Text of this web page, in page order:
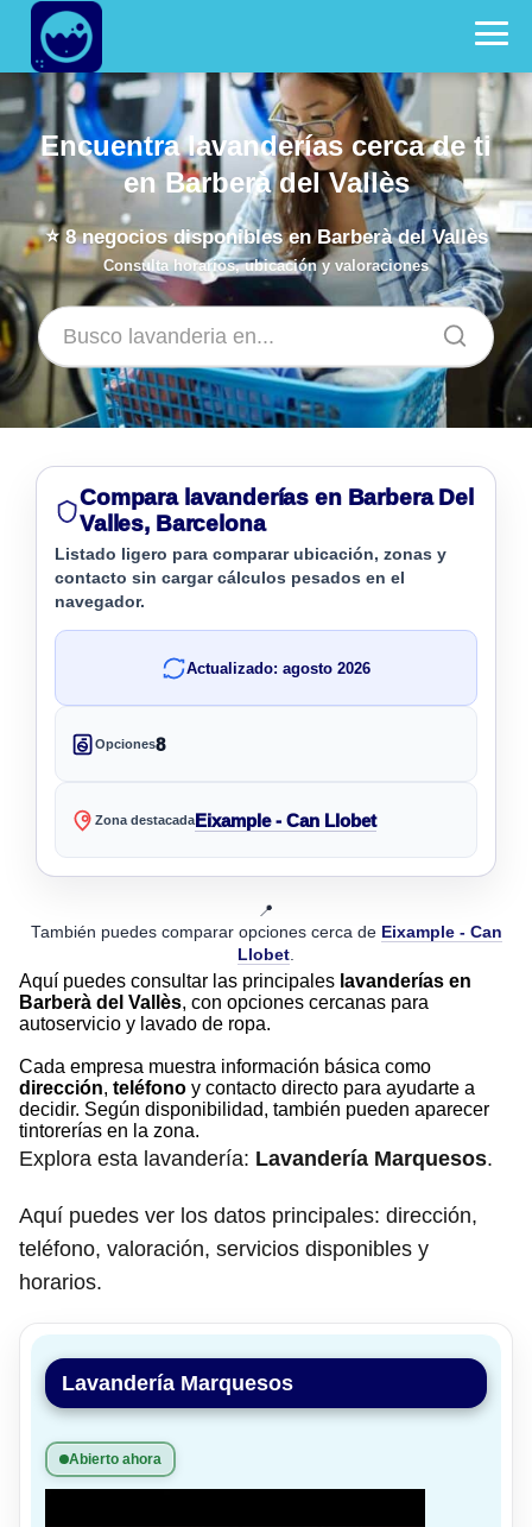
Encuentra lavanderías cerca de ti
en Barberà del Vallès
⭐8negocios disponibles en Barberà del Vallès
Consulta horarios, ubicación y valoraciones
Compara lavanderías en Barbera Del
Valles, Barcelona
Listado ligero para comparar ubicación, zonas y
contacto sin cargar cálculos pesados en el
navegador.
Actualizado: agosto 2026
Opciones8
Zona destacadaEixample - Can Llobet
📍
También puedes comparar opciones cerca de Eixample - Can
Llobet.
Aquí puedes consultar las principales lavanderías en
Barberà del Vallès, con opciones cercanas para
autoservicio y lavado de ropa.
Cada empresa muestra información básica como
dirección, teléfono y contacto directo para ayudarte a
decidir. Según disponibilidad, también pueden aparecer
tintorerías en la zona.
Explora esta lavandería: Lavandería Marquesos.
Aquí puedes ver los datos principales: dirección,
teléfono, valoración, servicios disponibles y
horarios.
Lavandería Marquesos
Abierto ahora